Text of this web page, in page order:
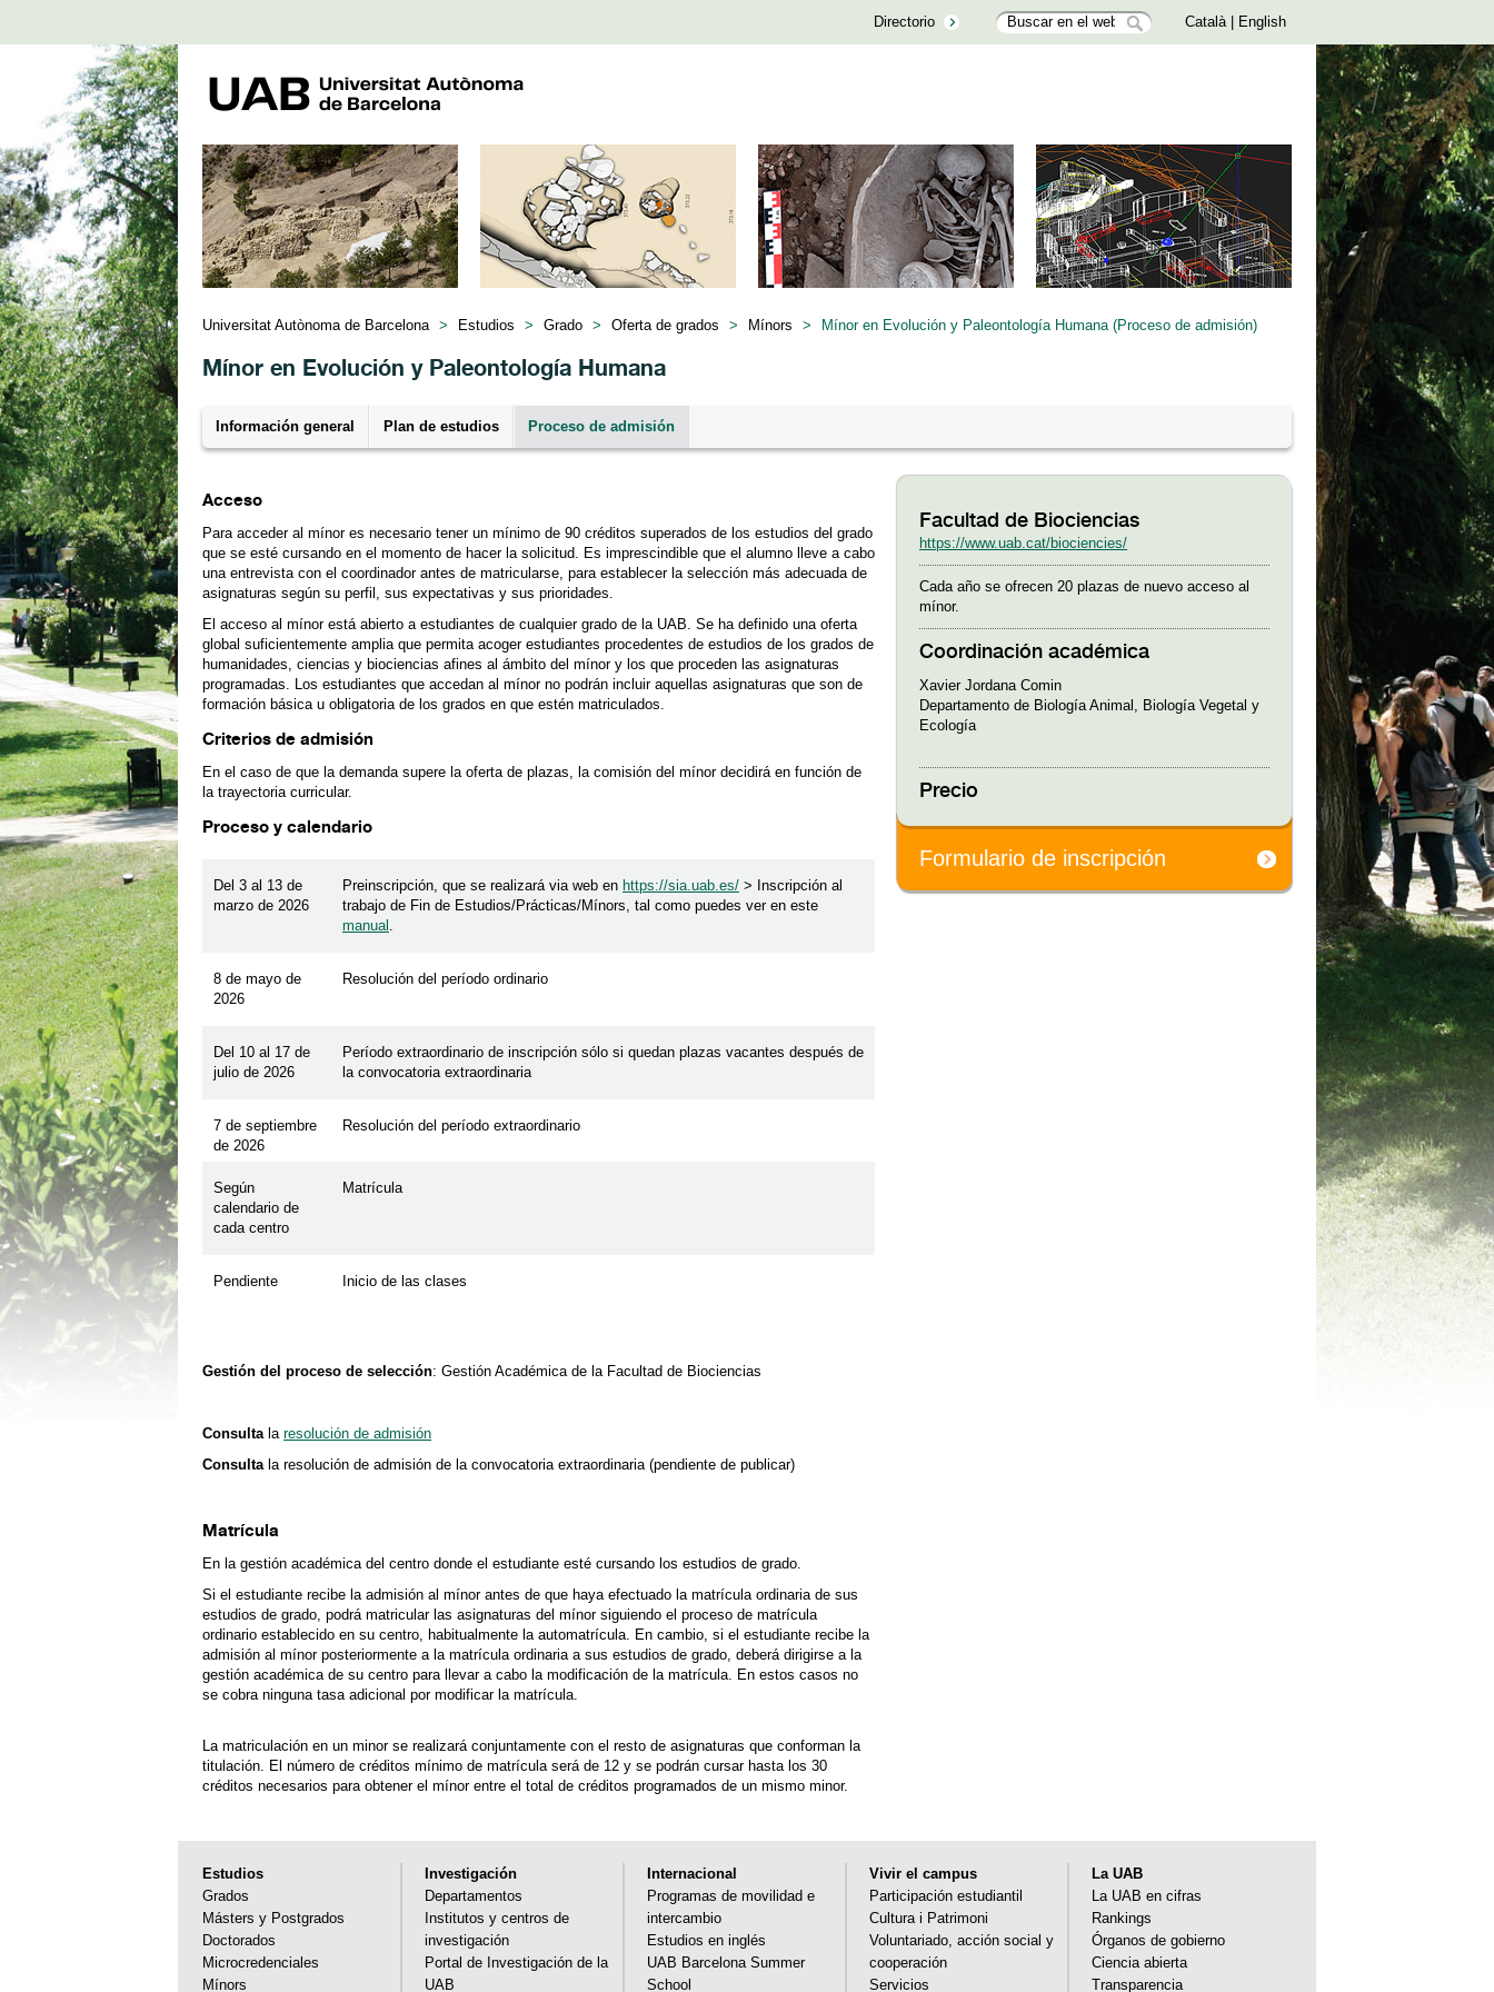
Català| English
Directorio
Universitat Autònoma de Barcelona > Estudios > Grado > Oferta de grados > Mínors > Mínor en Evolución y Paleontología Humana (Proceso de admisión)
Mínor en Evolución y Paleontología Humana
Información general Plan de estudios Proceso de admisión
Acceso
Para acceder al mínor es necesario tener un mínimo de 90 créditos superados de los estudios del grado
que se esté cursando en el momento de hacer la solicitud. Es imprescindible que el alumno lleve a cabo
una entrevista con el coordinador antes de matricularse, para establecer la selección más adecuada de
asignaturas según su perfil, sus expectativas y sus prioridades.
El acceso al mínor está abierto a estudiantes de cualquier grado de la UAB. Se ha definido una oferta
global suficientemente amplia que permita acoger estudiantes procedentes de estudios de los grados de
humanidades, ciencias y biociencias afines al ámbito del mínor y los que proceden las asignaturas
programadas. Los estudiantes que accedan al mínor no podrán incluir aquellas asignaturas que son de
formación básica u obligatoria de los grados en que estén matriculados.
Criterios de admisión
En el caso de que la demanda supere la oferta de plazas, la comisión del mínor decidirá en función de
la trayectoria curricular.
Proceso y calendario
Del 3 al 13 de
marzo de 2026
Preinscripción, que se realizará via web en https://sia.uab.es/ > Inscripción al
trabajo de Fin de Estudios/Prácticas/Mínors, tal como puedes ver en este
manual .
8 de mayo de
2026
Resolución del período ordinario
Del 10 al 17 de
julio de 2026
Período extraordinario de inscripción sólo si quedan plazas vacantes después de
la convocatoria extraordinaria
7 de septiembre
de 2026
Resolución del período extraordinario
Según
calendario de
cada centro
Matrícula
Pendiente Inicio de las clases
Gestión del proceso de selección: Gestión Académica de la Facultad de Biociencias
Consultala resolución de admisión
Consulta la resolución de admisión de la convocatoria extraordinaria (pendiente de publicar)
Matrícula
En la gestión académica del centro donde el estudiante esté cursando los estudios de grado.
Si el estudiante recibe la admisión al mínor antes de que haya efectuado la matrícula ordinaria de sus
estudios de grado, podrá matricular las asignaturas del mínor siguiendo el proceso de matrícula
ordinario establecido en su centro, habitualmente la automatrícula. En cambio, si el estudiante recibe la
admisión al mínor posteriormente a la matrícula ordinaria a sus estudios de grado, deberá dirigirse a la
gestión académica de su centro para llevar a cabo la modificación de la matrícula. En estos casos no
se cobra ninguna tasa adicional por modificar la matrícula.
La matriculación en un minor se realizará conjuntamente con el resto de asignaturas que conforman la
titulación. El número de créditos mínimo de matrícula será de 12 y se podrán cursar hasta los 30
créditos necesarios para obtener el mínor entre el total de créditos programados de un mismo minor.
Facultad de Biociencias
https://www.uab.cat/biociencies/
Cada año se ofrecen 20 plazas de nuevo acceso al
mínor.
Coordinación académica
Xavier Jordana Comin
Departamento de Biología Animal, Biología Vegetal y
Ecología
Precio
Formulario de inscripción
Estudios
Grados
Másters y Postgrados
Doctorados
Microcredenciales
Mínors
Investigación
Departamentos
Institutos y centros de
investigación
Portal de Investigación de la
UAB
Internacional
Programas de movilidad e
intercambio
Estudios en inglés
UAB Barcelona Summer
School
Vivir el campus
Participación estudiantil
Cultura i Patrimoni
Voluntariado, acción social y
cooperación
Servicios
La UAB
La UAB en cifras
Rankings
Órganos de gobierno
Ciencia abierta
Transparencia